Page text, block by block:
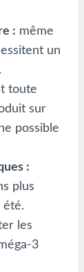
: même
un
toute
sur
possible
:
plus
été.
les
3